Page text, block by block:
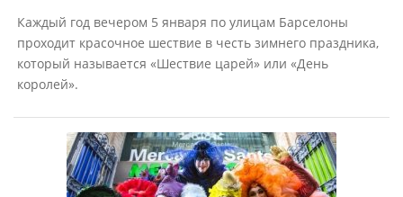
Каждый год вечером 5 января по улицам Барселоны
проходит красочное шествие в честь зимнего праздника,
который называется «Шествие царей» или «День
королей».